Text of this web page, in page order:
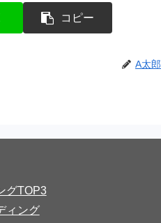
コピー
A太郎
グTOP3
ィング